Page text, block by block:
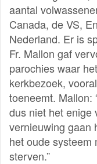
aantal
Canada, de VS,
Nederland. Er is
Fr. Mallon gaf
parochies waar
kerkbezoek,
toeneemt. Mallon:
dus niet het enige
vernieuwing gaan
het oude systeem
sterven.”